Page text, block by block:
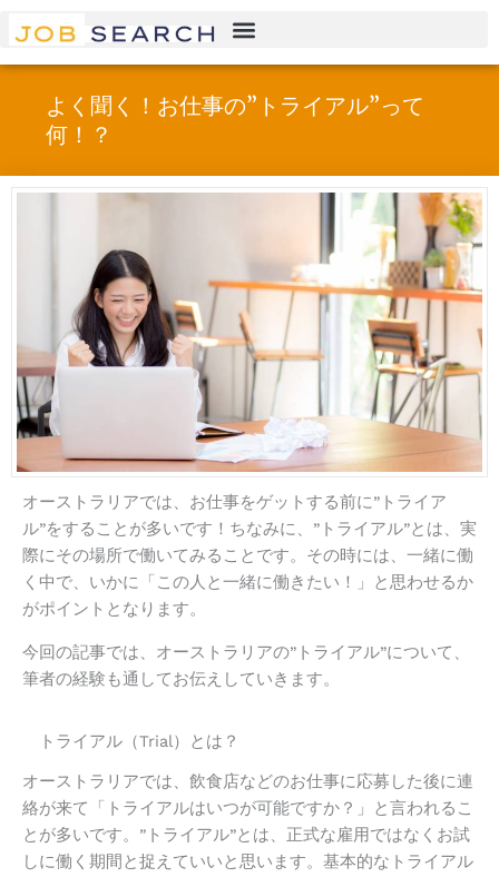
to
content
よく聞く！お仕事の”トライアル”って
何！？
オーストラリアでは、お仕事をゲットする前に”トライア
ル”をすることが多いです！ちなみに、”トライアル”とは、実
際にその場所で働いてみることです。その時には、 一緒に働
く中で、いかに「この人と一緒に働きたい！」と思わせるか
がポイントとなります。
今回の記事では、オーストラリアの”トライアル”について、
筆者の経験も通してお伝えしていきます。
トライアル（Trial）とは？
オーストラリアでは、飲食店などのお仕事に応募した後に連
絡が来て「トライアルはいつが可能ですか？」と言われるこ
とが多いです。”トライアル”とは、正式な雇用ではなくお試
しに働く期間と捉えていいと思います。 基本的なトライアル